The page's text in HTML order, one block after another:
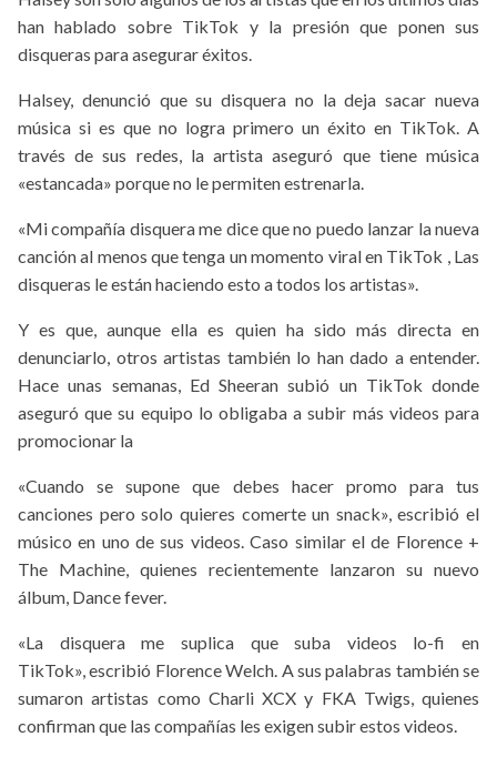
han hablado sobre TikTok y la presión que ponen sus
disqueras para asegurar éxitos.
Halsey, denunció que su disquera no la deja sacar nueva
música si es que no logra primero un éxito en TikTok. A
través de sus redes, la artista aseguró que tiene música
«estancada» porque no le permiten estrenarla.
«Mi compañía disquera me dice que no puedo lanzar la nueva
canción al menos que tenga un momento viral en TikTok , Las
disqueras le están haciendo esto a todos los artistas».
Y es que, aunque ella es quien ha sido más directa en
denunciarlo, otros artistas también lo han dado a entender.
Hace unas semanas, Ed Sheeran subió un TikTok donde
aseguró que su equipo lo obligaba a subir más videos para
promocionar la
«Cuando se supone que debes hacer promo para tus
canciones pero solo quieres comerte un snack», escribió el
músico en uno de sus videos. Caso similar el de Florence +
The Machine, quienes recientemente lanzaron su nuevo
álbum, Dance fever.
«La disquera me suplica que suba videos lo-fi en
TikTok», escribió Florence Welch. A sus palabras también se
sumaron artistas como Charli XCX y FKA Twigs, quienes
confirman que las compañías les exigen subir estos videos.